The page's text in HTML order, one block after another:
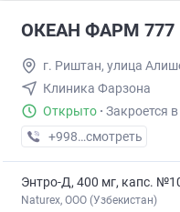
ОКЕАН ФАРМ 777
г. Риштан, улица
Клиника Фарзона
Открыто · Закроется
+998 (90) XXX-XX-XX
смотреть
Энтро-Д, 400 мг, капс.
Naturex, OOO (Узбекистан)